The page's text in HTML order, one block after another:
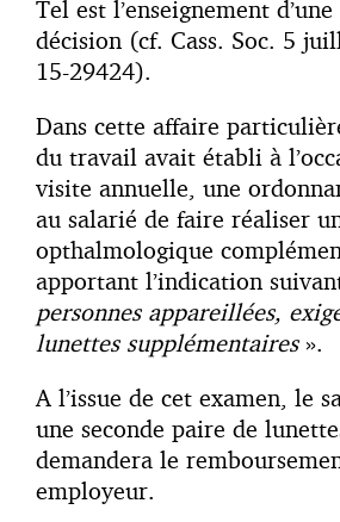
Tel est l’enseignement
décision (cf. Cass. Soc. 5
15-29424).
Dans cette affaire
du travail avait établi à
visite annuelle, une
au salarié de faire réaliser
opthalmologique
apportant l’indication
personnes appareillées,
lunettes supplémentaires».
A l’issue de cet examen, le
une seconde paire de
demandera le
employeur.